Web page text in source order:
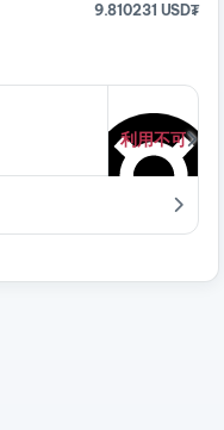
9.810231 USD₮
利用不可